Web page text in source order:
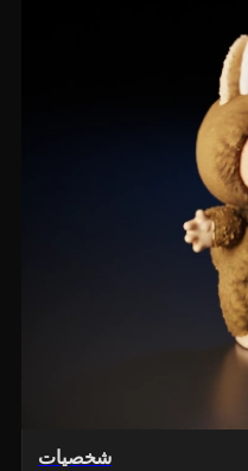
شخصيات